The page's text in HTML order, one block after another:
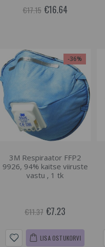
€17.15 €16.64
-36%
3M Respiraator FFP2
9926, 94% kaitse viiruste
vastu , 1 tk
€11.37 €7.23
LISA OSTUKORVI